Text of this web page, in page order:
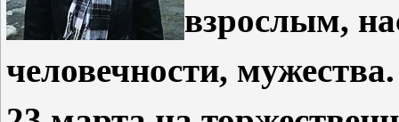
взрослым,
человечности, мужества.